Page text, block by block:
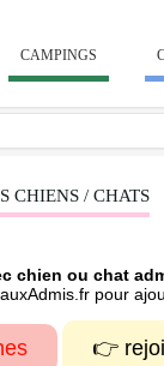
CAMPINGS
CHIENS / CHATS
chien ou chat
pour
👉